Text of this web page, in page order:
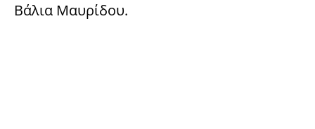
Βάλια Μαυρίδου.